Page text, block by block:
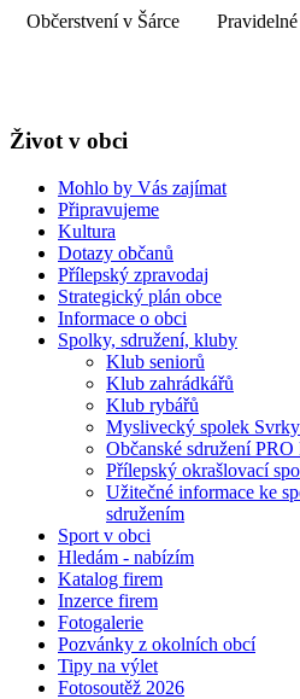
Občerstvení v Šárce
Život v obci
Mohlo by Vás zajímat
Připravujeme
Kultura
Dotazy občanů
Přílepský zpravodaj
Strategický plán obce
Informace o obci
Spolky, sdružení, kluby
Klub seniorů
Klub zahrádkářů
Klub rybářů
Myslivecký spolek
Občanské sdružení PRO
Přílepský okrašlovací
Užitečné informace ke
sdružením
Sport v obci
Hledám - nabízím
Katalog firem
Inzerce firem
Fotogalerie
Pozvánky z okolních obcí
Tipy na výlet
Fotosoutěž 2026